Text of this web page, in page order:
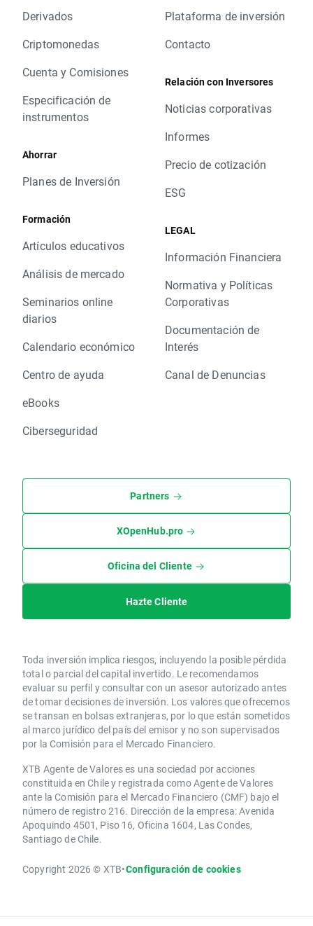
Derivados
Criptomonedas
Cuenta y Comisiones
Especificación de
instrumentos
Ahorrar
Planes de Inversión
Formación
Artículos educativos
Análisis de mercado
Seminarios online
diarios
Calendario económico
Centro de ayuda
eBooks
Ciberseguridad
Plataforma de inversión
Contacto
Relación con Inversores
Noticias corporativas
Informes
Precio de cotización
ESG
LEGAL
Información Financiera
Normativa y Políticas
Corporativas
Documentación de
Interés
Canal de Denuncias
Partners
XOpenHub.pro
Oficina del Cliente
Hazte Cliente
Toda inversión implica riesgos, incluyendo la posible pérdida
total o parcial del capital invertido. Le recomendamos
evaluar su perfil y consultar con un asesor autorizado antes
de tomar decisiones de inversión. Los valores que ofrecemos
se transan en bolsas extranjeras, por lo que están sometidos
al marco jurídico del país del emisor y no son supervisados
por la Comisión para el Mercado Financiero.
XTB Agente de Valores es una sociedad por acciones
constituida en Chile y registrada como Agente de Valores
ante la Comisión para el Mercado Financiero (CMF) bajo el
número de registro 216. Dirección de la empresa: Avenida
Apoquindo 4501, Piso 16, Oficina 1604, Las Condes,
Santiago de Chile.
Copyright 2026 © XTB•Configuración de cookies